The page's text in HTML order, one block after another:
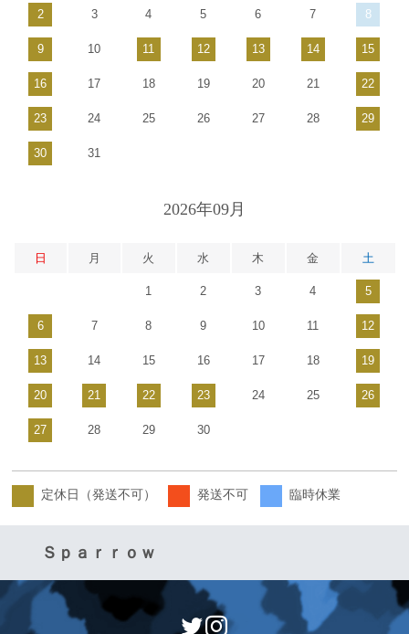
2 3 4 5 6 7 8
9 10 11 12 13 14 15
16 17 18 19 20 21 22
23 24 25 26 27 28 29
30 31
2026年09月
日 月 火 水 木 金 土
1 2 3 4 5
6 7 8 9 10 11 12
13 14 15 16 17 18 19
20 21 22 23 24 25 26
27 28 29 30
定休日（発送不可） 発送不可 臨時休業
Ｓｐａｒｒｏｗ